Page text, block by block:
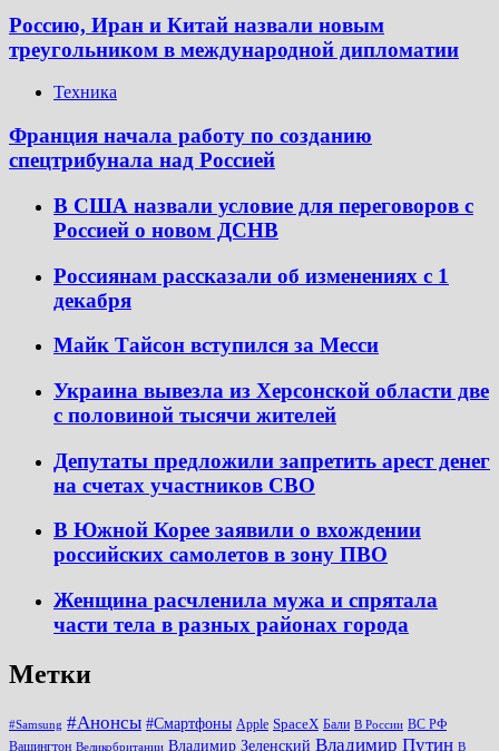
Россию, Иран и Китай назвали новым
треугольником в международной дипломатии
Техника
Франция начала работу по созданию
спецтрибунала над Россией
В США назвали условие для переговоров с
Россией о новом ДСНВ
Россиянам рассказали об изменениях с 1
декабря
Майк Тайсон вступился за Месси
Украина вывезла из Херсонской области две
с половиной тысячи жителей
Депутаты предложили запретить арест денег
на счетах участников СВО
В Южной Корее заявили о вхождении
российских самолетов в зону ПВО
Женщина расчленила мужа и спрятала
части тела в разных районах города
Метки
#Samsung #Анонсы #Смартфоны Apple SpaceX Бали В России ВС РФ
Вашингтон Великобритании Владимир Зеленский Владимир Путин В